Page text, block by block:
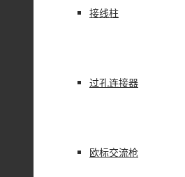
接线柱
过孔连接器
欧标交流枪